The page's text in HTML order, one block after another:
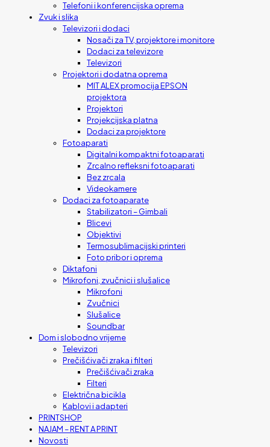
Telefoni i konferencijska oprema
Zvuk i slika
Televizori i dodaci
Nosači za TV, projektore i monitore
Dodaci za televizore
Televizori
Projektori i dodatna oprema
MIT ALEX promocija EPSON
projektora
Projektori
Projekcijska platna
Dodaci za projektore
Fotoaparati
Digitalni kompaktni fotoaparati
Zrcalno refleksni fotoaparati
Bez zrcala
Videokamere
Dodaci za fotoaparate
Stabilizatori – Gimbali
Blicevi
Objektivi
Termosublimacijski printeri
Foto pribor i oprema
Diktafoni
Mikrofoni, zvučnici i slušalice
Mikrofoni
Zvučnici
Slušalice
Soundbar
Dom i slobodno vrijeme
Televizori
Prečišćivači zraka i filteri
Prečišćivači zraka
Filteri
Električna bicikla
Kablovi i adapteri
PRINTSHOP
NAJAM – RENT A PRINT
Novosti